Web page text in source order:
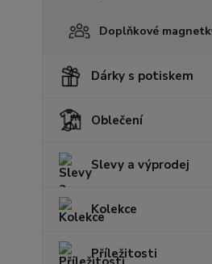
Doplňkové
Dárky s potiskem
Oblečení
Slevy a výprodej
Kolekce
Příležitosti